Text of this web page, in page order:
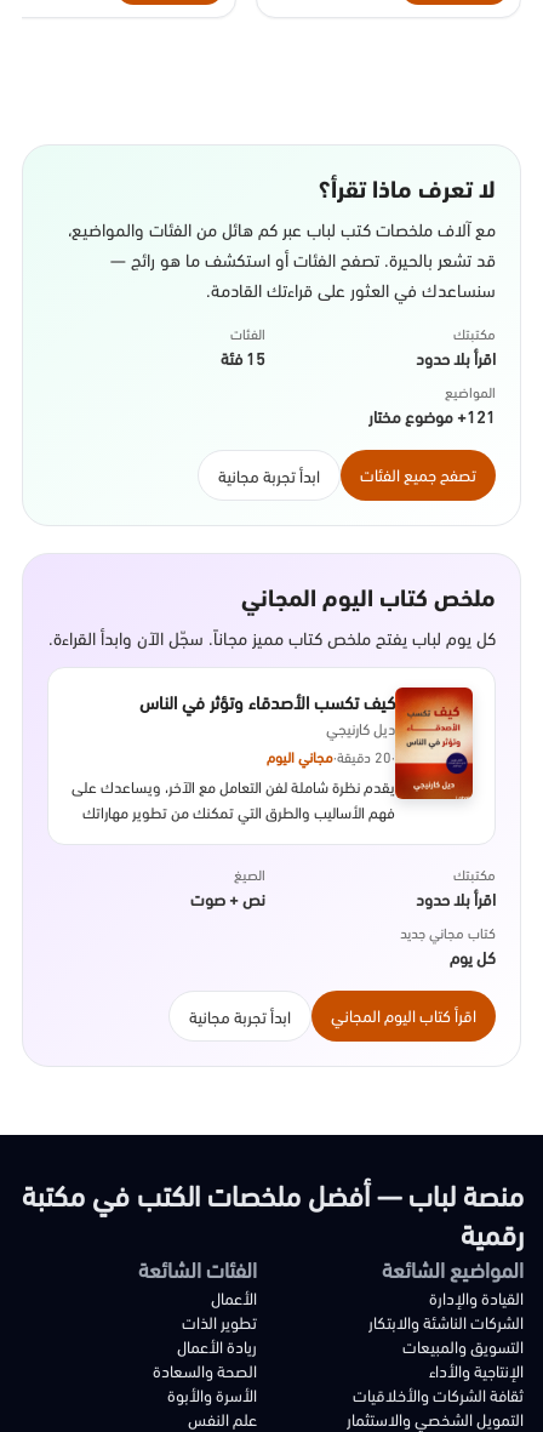
لا تعرف ماذا تقرأ؟
مع آلاف ملخصات كتب لباب عبر كم هائل من الفئات والمواضيع،
قد تشعر بالحيرة. تصفح الفئات أو استكشف ما هو رائج —
سنساعدك في العثور على قراءتك القادمة.
مكتبتك
اقرأ بلا حدود
الفئات
15 فئة
المواضيع
121+ موضوع مختار
تصفح جميع الفئات ابدأ تجربة مجانية
ملخص كتاب اليوم المجاني
كل يوم لباب يفتح ملخص كتاب مميز مجاناً. سجّل الآن وابدأ القراءة.
كيف تكسب الأصدقاء وتؤثر في الناس
ديل كارنيجي
·20 دقيقة ·مجاني اليوم
يقدم نظرة شاملة لفن التعامل مع الآخر، ويساعدك على
فهم الأساليب والطرق التي تمكنك من تطوير مهاراتك
سلوكية ونفسية بسيطة تُمكنك من الحصول على نتائج
إيجابية وكسب ود الآخرين.
مكتبتك
اقرأ بلا حدود
الصيغ
نص + صوت
كتاب مجاني جديد
كل يوم
اقرأ كتاب اليوم المجاني ابدأ تجربة مجانية
منصة لباب — أفضل ملخصات الكتب في مكتبة
رقمية
المواضيع الشائعة
القيادة والإدارة
الشركات الناشئة والابتكار
التسويق والمبيعات
الإنتاجية والأداء
ثقافة الشركات والأخلاقيات
التمويل الشخصي والاستثمار
الفئات الشائعة
الأعمال
تطوير الذات
ريادة الأعمال
الصحة والسعادة
الأسرة والأبوة
علم النفس